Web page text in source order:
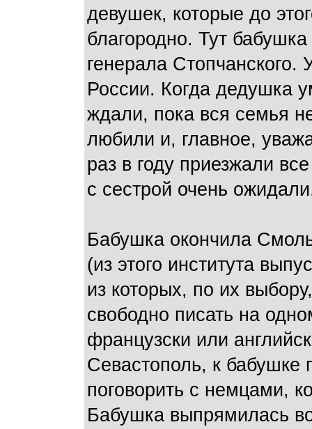
девушек, которые до
благородно. Тут
генерала
России. Когда дедушка
ждали, пока вся семья
любили и, главное,
раз в году приезжали
с сестрой очень
Бабушка окончила
(из этого института
из которых, по их
свободно писать на
французски или
Севастополь, к
поговорить с немцами,
Бабушка выпрямилась